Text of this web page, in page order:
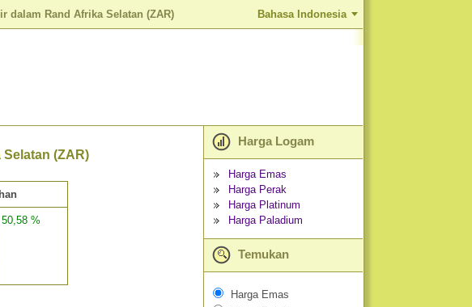
dalam Rand Afrika Selatan (ZAR) Bahasa Indonesia
(ZAR)
50,58 %
Harga Logam
Harga Emas
Harga Perak
Harga Platinum
Harga Paladium
Temukan
Harga Emas